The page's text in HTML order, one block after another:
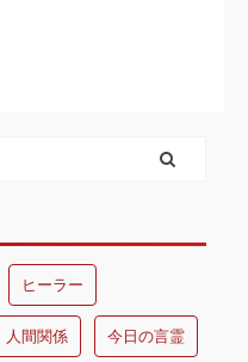
ヒーラー
人間関係 今日の言霊